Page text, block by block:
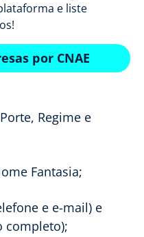
e liste
por CNAE
Regime e
Fantasia;
e e-mail) e
completo);